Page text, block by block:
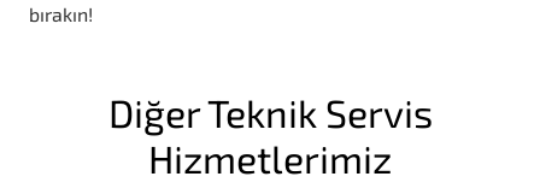
bırakın!
Diğer Teknik Servis
Hizmetlerimiz